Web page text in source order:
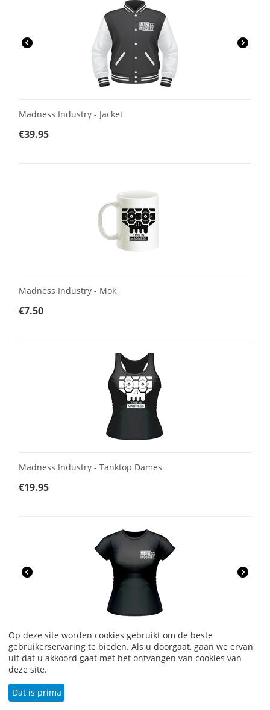
Madness Industry - Jacket
€39.95
Madness Industry - Mok
€7.50
Madness Industry - Tanktop Dames
€19.95
Madness Industry - T-Shirt Dames
€19.95
Op deze site worden cookies gebruikt om de beste
gebruikerservaring te bieden. Als u doorgaat, gaan we ervan
uit dat u akkoord gaat met het ontvangen van cookies van
deze site.
Dat is prima